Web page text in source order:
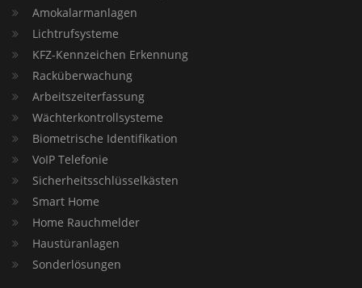
Amokalarmanlagen
Lichtrufsysteme
KFZ-Kennzeichen Erkennung
Racküberwachung
Arbeitszeiterfassung
Wächterkontrollsysteme
Biometrische Identifikation
VoIP Telefonie
Sicherheitsschlüsselkästen
Smart Home
Home Rauchmelder
Haustüranlagen
Sonderlösungen